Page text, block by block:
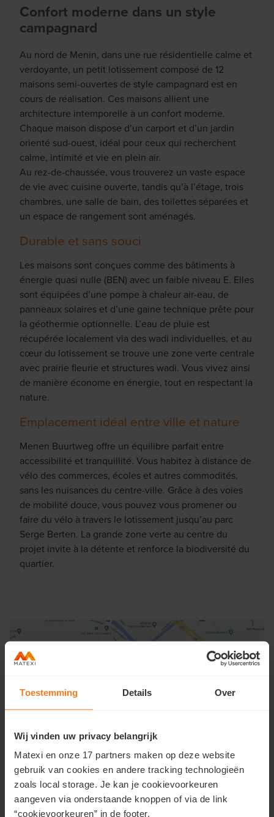
Toestemming Details Over
Wij vinden uw privacy belangrijk
Matexi en onze 17 partners maken op deze website
gebruik van cookies en andere tracking technologieën
zoals local storage. Je kan je cookievoorkeuren
aangeven via onderstaande knoppen of via de link
“cookievoorkeuren” in de footer.
Confort moderne dans un style
campagnard
Au nord de Menin, dans une rue résidentielle calme et
verdoyante, un petit lotissement composé de 12
maisons semi-ouvertes de style campagnard est en
cours de réalisation. Ces maisons allient une
architecture intemporelle à un confort moderne.
Chaque maison dispose d’un carport et d’un jardin
orienté sud-ouest, idéal pour ceux qui recherchent
calme, intimité et vie en plein air.
Au rez-de-chaussée, vous trouverez un vaste espace
de vie avec cuisine ouverte, tandis qu’à l’étage, trois
chambres, une salle de bain, des toilettes séparées et
un espace de rangement sont aménagés.
Durable et sans souci
Les maisons sont conçues comme des bâtiments à
énergie quasi nulle (BEN) avec un faible niveau E. Elles
sont équipées d’une pompe à chaleur air-eau, de
panneaux solaires et d’une gaine technique prête pour
la géothermie optionnelle. L’eau de pluie est
récupérée localement via des wadi individuelles, et au
cœur du lotissement se trouve une zone verte centrale
avec prairie fleurie et structures wadi. Vous vivez ainsi
de manière économe en énergie, tout en respectant la
nature.
Emplacement idéal entre ville et nature
Menen Buurtweg offre un équilibre parfait entre
accessibilité et tranquillité. Vous habitez à distance de
vélo des commerces, écoles et autres commodités,
sans les nuisances du centre-ville. Grâce à des voies
de mobilité douce, vous pouvez vous promener ou
faire du vélo à travers le lotissement jusqu’au parc
Serge Berten. La grande zone verte au centre du
projet invite à la détente et renforce la biodiversité du
quartier.
Voir le quartier